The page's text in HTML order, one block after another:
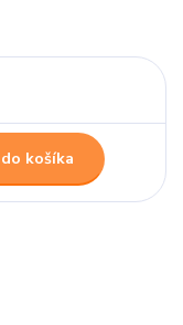
košíka